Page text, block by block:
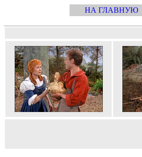
НА ГЛАВНУЮ